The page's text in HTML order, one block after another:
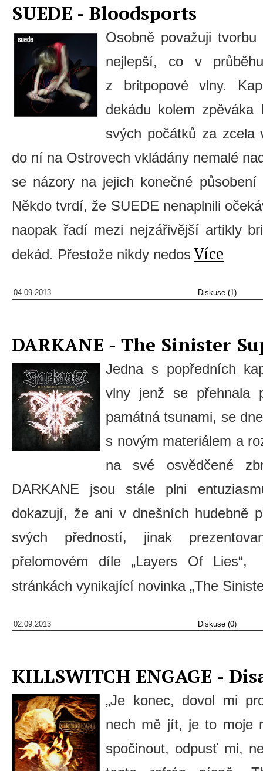
SUEDE - Bloodsports
Osobně považuji
nejlepší, co v
z britpopové vlny.
dekádu kolem zpěváka
svých počátků za zcela
do ní na Ostrovech vkládány nemalé
se názory na jejich konečné
Někdo tvrdí, že SUEDE nenaplnili
naopak řadí mezi nejzářivější artikly
dekád. Přestože nikdy nedos Více
04.09.2013 Diskuse (1)
DARKANE - The Sinister
Jedna s popředních
vlny jenž se přehnala
památná tsunami, se
s novým materiálem a
na své osvědčené
DARKANE jsou stále plni
dokazují, že ani v dnešních hudebně
svých předností, jinak
přelomovém díle „Layers Of
stránkách vynikající novinka „The
02.09.2013 Diskuse (0)
KILLSWITCH ENGAGE -
„Je konec, dovol mi
nech mě jít, je to moje
spočinout, odpusť mi,